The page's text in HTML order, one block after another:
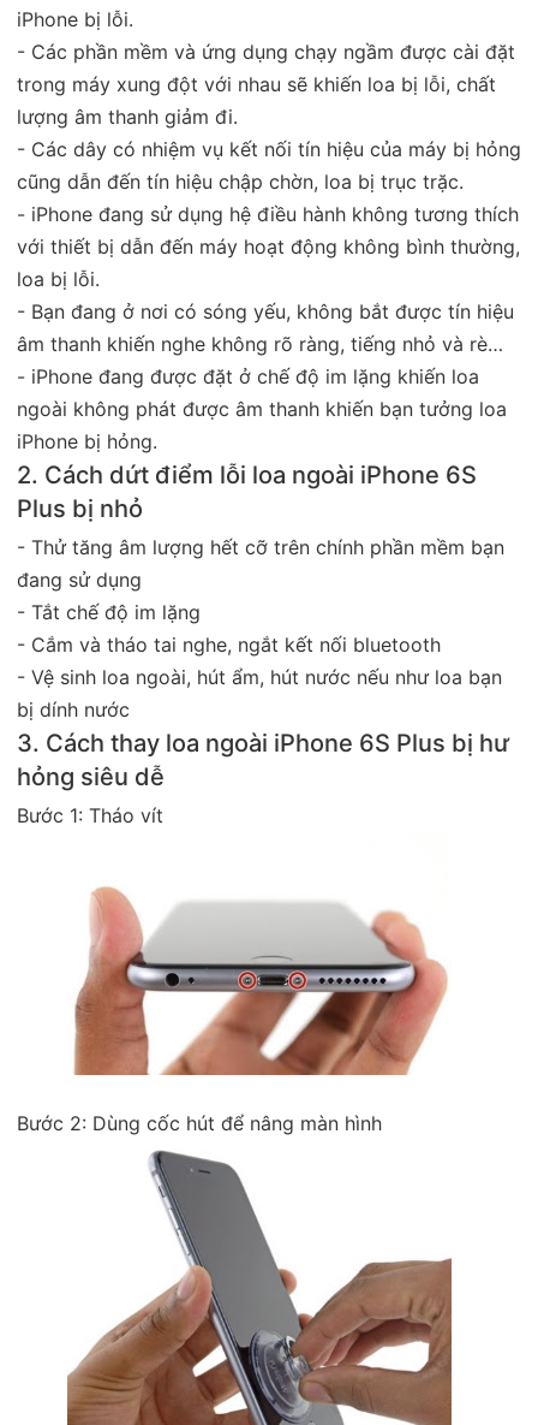
iPhone bị lỗi.
- Các phần mềm và ứng dụng chạy ngầm được cài đặt
trong máy xung đột với nhau sẽ khiến loa bị lỗi, chất
lượng âm thanh giảm đi.
- Các dây có nhiệm vụ kết nối tín hiệu của máy bị hỏng
cũng dẫn đến tín hiệu chập chờn, loa bị trục trặc.
- iPhone đang sử dụng hệ điều hành không tương thích
với thiết bị dẫn đến máy hoạt động không bình thường,
loa bị lỗi.
- Bạn đang ở nơi có sóng yếu, không bắt được tín hiệu
âm thanh khiến nghe không rõ ràng, tiếng nhỏ và rè…
- iPhone đang được đặt ở chế độ im lặng khiến loa
ngoài không phát được âm thanh khiến bạn tưởng loa
iPhone bị hỏng.
2. Cách dứt điểm lỗi loa ngoài iPhone 6S
Plus bị nhỏ
- Thử tăng âm lượng hết cỡ trên chính phần mềm bạn
đang sử dụng
- Tắt chế độ im lặng
- Cắm và tháo tai nghe, ngắt kết nối bluetooth
- Vệ sinh loa ngoài, hút ẩm, hút nước nếu như loa bạn
bị dính nước
3. Cách thay loa ngoài iPhone 6S Plus bị hư
hỏng siêu dễ
Bước 1: Tháo vít
Bước 2: Dùng cốc hút để nâng màn hình